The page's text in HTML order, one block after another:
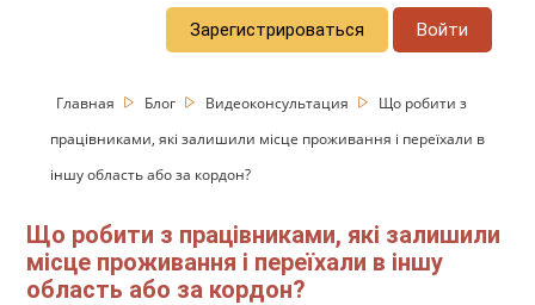
Зарегистрироваться Войти
Главная Блог Видеоконсультация
Що робити з
працівниками, які залишили місце проживання і переїхали в
іншу область або за кордон?
Що робити з працівниками, які залишили
місце проживання і переїхали в іншу
область або за кордон?